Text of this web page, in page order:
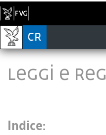
LEGGI E
Indice: